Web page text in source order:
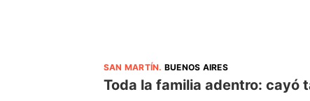
SAN MARTÍN. BUENOS AIRES
Toda la familia adentro: cayó